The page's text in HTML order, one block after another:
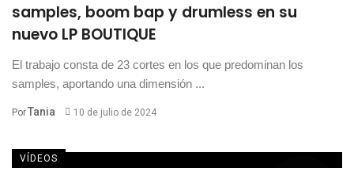
samples, boom bap y drumless en su
nuevo LP BOUTIQUE
El trabajo consta de 23 cortes en los que predominan los
samples, aportando una dimensión ...
PorTania 10 de julio de 2024
VÍDEOS